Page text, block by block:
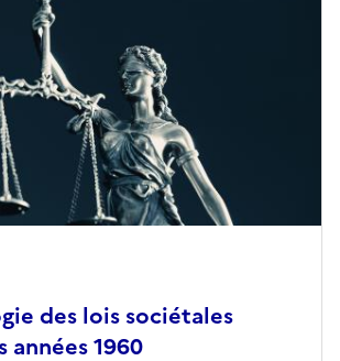
des lois sociétales
années 1960